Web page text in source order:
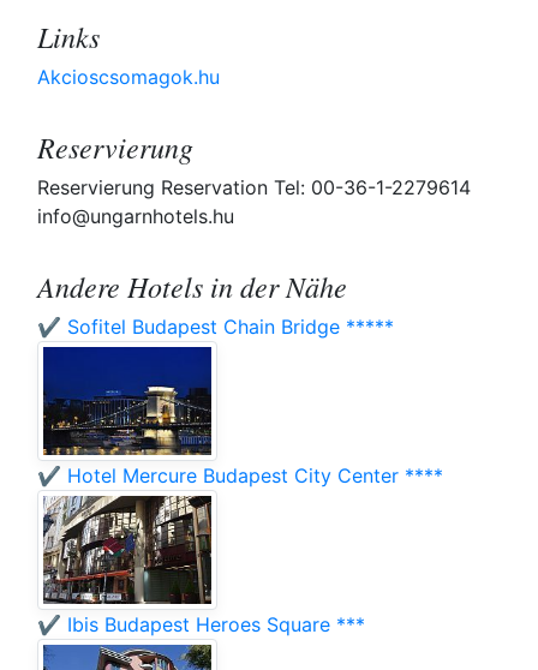
Links
Akcioscsomagok.hu
Reservierung
Reservierung Reservation Tel: 00-36-1-2279614
info@ungarnhotels.hu
Andere Hotels in der Nähe
✔️ Sofitel Budapest Chain Bridge *****
✔️ Hotel Mercure Budapest City Center ****
✔️ Ibis Budapest Heroes Square ***